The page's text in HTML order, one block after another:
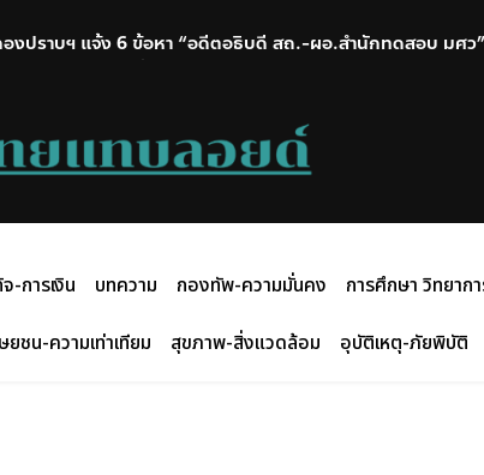
งปราบฯ แจ้ง 6 ข้อหา “อดีตอธิบดี สถ.-ผอ.สำนักทดสอบ มศว
-การเงิน บทความ กองทัพ-ความมั่นคง การศึกษา วิทยาก
ชน-ความเท่าเทียม สุขภาพ-สิ่งแวดล้อม อุบัติเหตุ-ภัยพิบัติ